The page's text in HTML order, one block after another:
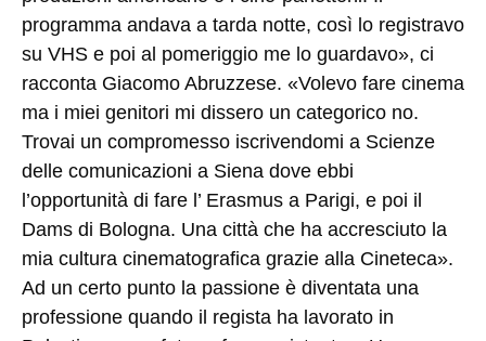
programma andava a tarda notte​, così lo registravo
su VHS e poi al pomeriggio me lo guardavo», ci
racconta Giacomo Abruzzese. «Volevo fare cinema​
ma i miei genitori mi dissero​ un categorico no​.
Trovai un compromesso iscrivendomi ​a Scienze​
delle comunicazioni a Siena dove ebbi
l’opportunità di fare l’ Erasmus a Parigi, e poi il
Dams di Bologna. Una città che ha accresciuto la
mia cultura ​cinematografica grazie alla Cineteca».
Ad un certo punto la passione è diventata una
professione quando il regista ha lavorato in